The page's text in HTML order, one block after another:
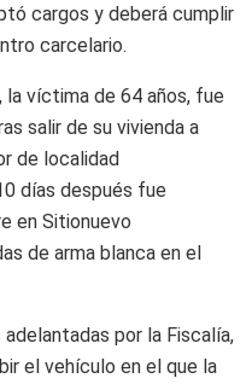
cargos y deberá cumplir
carcelario.
la víctima de 64 años, fue
salir de su vivienda a
de localidad
días después fue
en Sitionuevo
de arma blanca en el
por la Fiscalía,
el vehículo en el que la